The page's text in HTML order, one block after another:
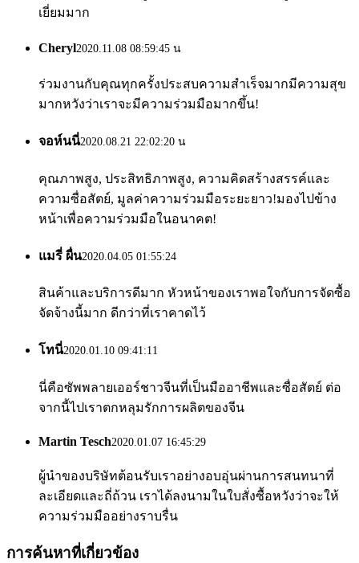
เยี่ยมมาก
Cheryl2020.11.08 08:59:45 น
ร่วมงานกับคุณทุกครั้งประสบความสำเร็จมากมีความสุข
มากหวังว่าเราจะมีความร่วมมือมากขึ้น!
จอห์นนี่2020.08.21 22:02:20 น
คุณภาพสูง, ประสิทธิภาพสูง, ความคิดสร้างสรรค์และ
ความซื่อสัตย์, มูลค่าความร่วมมือระยะยาว!มองไปข้าง
หน้าเพื่อความร่วมมือในอนาคต!
แมรี่ ผื่น2020.04.05 01:55:24
สินค้าและบริการดีมาก หัวหน้าของเราพอใจกับการจัดซื้อ
จัดจ้างนี้มาก ดีกว่าที่เราคาดไว้
โทนี่2020.01.10 09:41:11
นี่คือซัพพลายเออร์ชาวจีนที่เป็นมืออาชีพและซื่อสัตย์ ต่อ
จากนี้ไปเราตกหลุมรักการผลิตของจีน
Martin Tesch2020.01.07 16:45:29
ผู้นำของบริษัทต้อนรับเราอย่างอบอุ่นผ่านการสนทนาที่
ละเอียดและถี่ถ้วน เราได้ลงนามในใบสั่งซื้อหวังว่าจะให้
ความร่วมมืออย่างราบรื่น
การค้นหาที่เกี่ยวข้อง